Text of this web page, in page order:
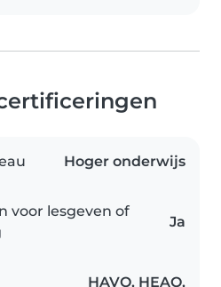
Hoger onderwijs
voor lesgeven of
Ja
HAVO, HEAO,